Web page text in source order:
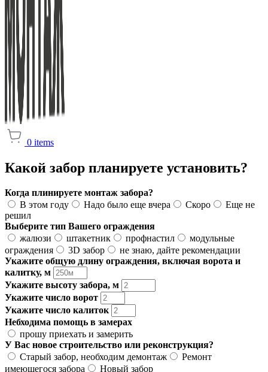
0 items
Какой забор планируете установить?
Когда плинируете монтаж забора?
В этом году
Надо было еще вчера Скоро
Еще не
решил
Выберите тип Вашего ограждения
жалюзи
штакетник профнастил
модульные
ограждения
3D забор
не знаю, дайте рекомендации
Укажите общую длину ограждения, включая ворота и
калитку, м
Укажите высоту забора, м
Укажите число ворот
Укажите число калиток
Небходима помощь в замерах
прошу приехать и замерить
У Вас новое строительство или реконструкция?
Старый забор, необходим демонтаж
Ремонт
имеющегося забора
Новый забор